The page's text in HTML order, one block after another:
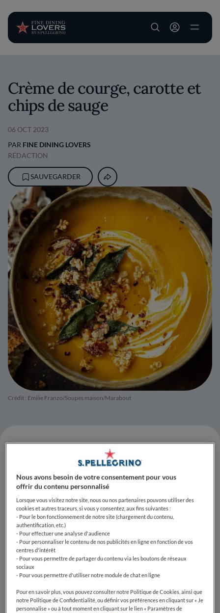
User account
Crédit : Emilie Franzo/Soupes maison/Marabout
Crème de courge, carotte et
chips de sauge
06 OCT 2023
PAR FINE DINING LOVERS
RÉDACTION
SAUVEGARDER
Difficulté Temps total
Ingrédients
Potimarron: 600 gr
Nous avons besoin de votre consentement pour vous
offrir du contenu personnalisé
Lorsque vous visitez notre site, nous ou nos partenaires pouvons utiliser des
cookies et autres traceurs, si vous y consentez, aux fins suivantes :
- Pour le bon fonctionnement de notre site (chargement du contenu,
authentification, etc.)
- Pour effectuer une analyse d'audience
- Pour personnaliser le contenu de nos publicités en ligne en fonction de vos
centres d'intérêt
- Pour vous permettre de partager du contenu via les boutons de réseaux
sociaux
- Pour vous permettre d'utiliser notre module de chat en ligne
Pour en savoir plus, vous pouvez consulter notre Politique de Cookies, ainsi que
notre Politique de Confidentialité, ou définir vos préférences en cliquant sur « Je
personnalise » ou à tout moment en cliquant sur le lien « Paramètres de